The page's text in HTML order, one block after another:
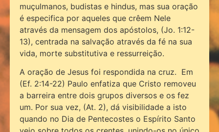
muçulmanos, budistas e hindus, mas sua oração
é especifica por aqueles que crêem Nele
através da mensagem dos apóstolos, (Jo. 1:12-
13), centrada na salvação através da fé na sua
vida, morte substitutiva e ressurreição.
A oração de Jesus foi respondida na cruz. Em
(Ef. 2:14-22) Paulo enfatiza que Cristo removeu
a barreira entre dois grupos diversos e os fez
um. Por sua vez, (At. 2), dá visibilidade a isto
quando no Dia de Pentecostes o Espírito Santo